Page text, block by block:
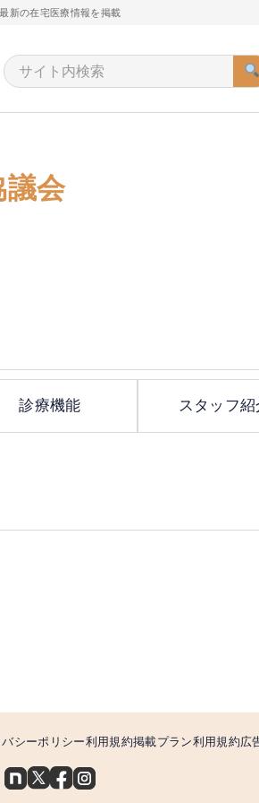
新の在宅医療情報を掲載
会
診療機能 スタッフ紹
シーポリシー利用規約掲載プラン利用規約広